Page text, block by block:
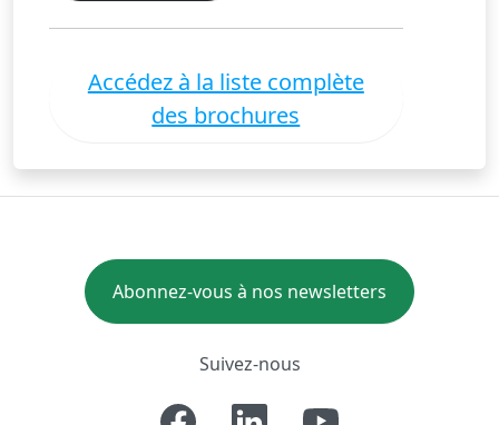
Accédez à la liste complète
des brochures
Abonnez-vous à nos newsletters
Suivez-nous